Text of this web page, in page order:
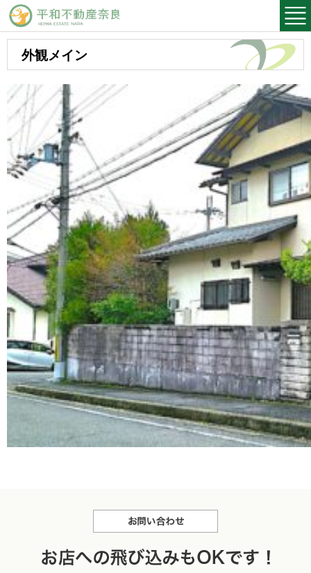
平和不動産奈良
外観メイン